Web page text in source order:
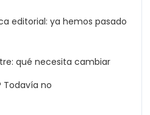
editorial: ya hemos pasado
qué necesita cambiar
Todavía no